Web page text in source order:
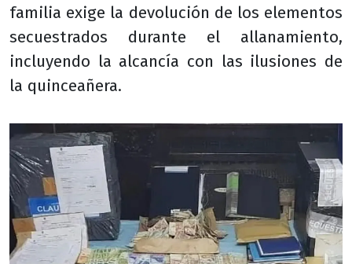
familia exige la devolución de los elementos
secuestrados durante el allanamiento,
incluyendo la alcancía con las ilusiones de
la quinceañera.